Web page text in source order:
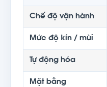
Chế độ vận hành
Mức độ kín / mùi
Tự động hóa
Mặt bằng